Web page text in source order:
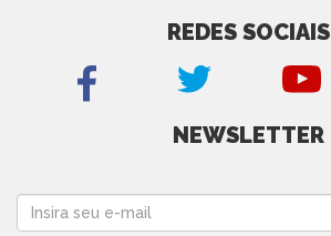
REDES SOCIAIS
NEWSLETTER